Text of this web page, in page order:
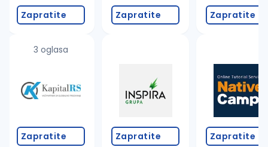
promenite odabrane filtere pretrage
Zapratite
3 oglasa
Zapratite
Zapratite
Zapratite
Zapratite
Zapratite